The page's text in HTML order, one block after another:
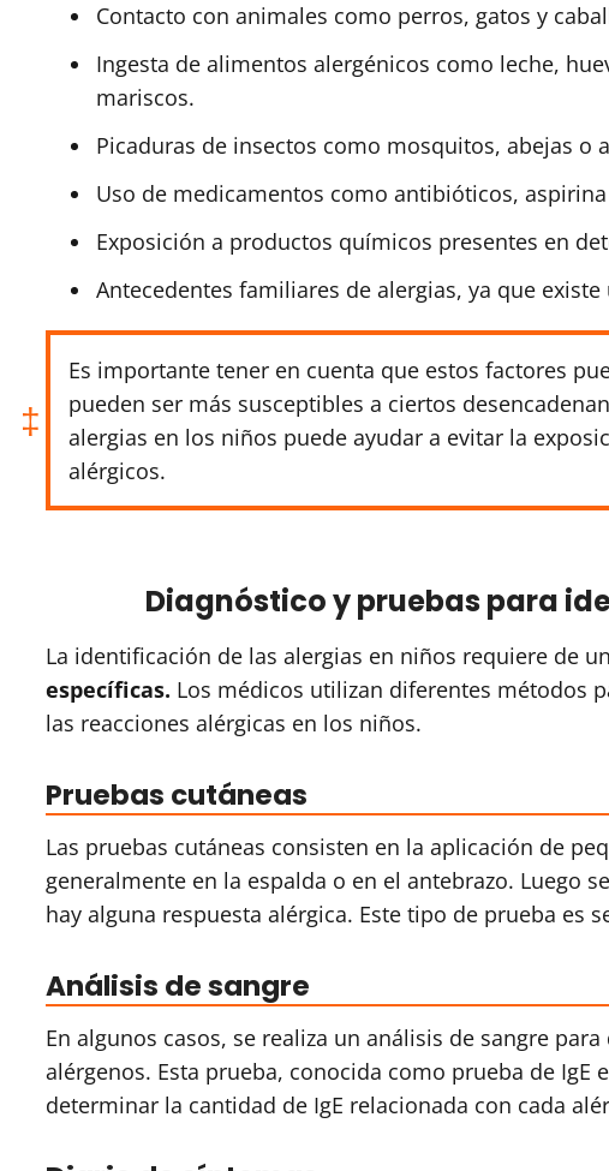
Contacto con animales como perros, gatos y
Ingesta de alimentos alergénicos como leche,
mariscos.
Picaduras de insectos como mosquitos, abejas o
Uso de medicamentos como antibióticos,
Exposición a productos químicos presentes en
Antecedentes familiares de alergias, ya que
Es importante tener en cuenta que estos factores
pueden ser más susceptibles a ciertos
alergias en los niños puede ayudar a evitar la
alérgicos.
Diagnóstico y pruebas para
La identificación de las alergias en niños requiere de
específicas. Los médicos utilizan diferentes métodos
las reacciones alérgicas en los niños.
Pruebas cutáneas
Las pruebas cutáneas consisten en la aplicación de
generalmente en la espalda o en el antebrazo. Luego
hay alguna respuesta alérgica. Este tipo de prueba es
Análisis de sangre
En algunos casos, se realiza un análisis de sangre
alérgenos. Esta prueba, conocida como prueba de
determinar la cantidad de IgE relacionada con cada